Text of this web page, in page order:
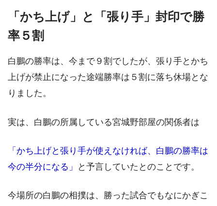
「かち上げ」と「張り手」封印で勝
率５割
白鵬の勝率は、今まで９割でしたが、張り手とかち
上げが禁止になった途端勝率は５割に落ち休場とな
りました。
実は、白鵬の所属している宮城野部屋の関係者は
「かち上げと張り手が使えなければ、白鵬の勝率は
今の半分になる」
と予言していたとのことです。
今場所の白鵬の相撲は、勝った試合でもなにかぎこ